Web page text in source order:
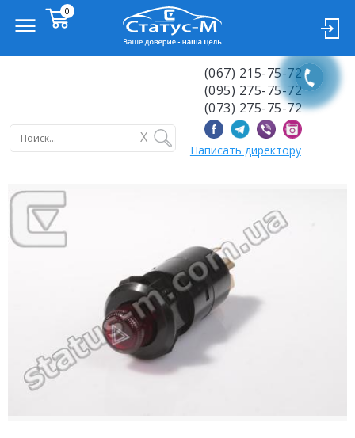
X
(067) 215-75-72
(095) 275-75-72
(073) 275-75-72
Написать директору